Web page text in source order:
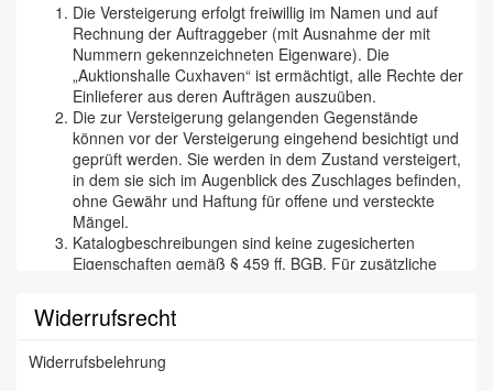
Die Versteigerung erfolgt freiwillig im Namen und auf
Rechnung der Auftraggeber (mit Ausnahme der mit
Nummern gekennzeichneten Eigenware). Die
„Auktionshalle Cuxhaven“ ist ermächtigt, alle Rechte der
Einlieferer aus deren Aufträgen auszuüben.
Die zur Versteigerung gelangenden Gegenstände
können vor der Versteigerung eingehend besichtigt und
geprüft werden. Sie werden in dem Zustand versteigert,
in dem sie sich im Augenblick des Zuschlages befinden,
ohne Gewähr und Haftung für offene und versteckte
Mängel.
Katalogbeschreibungen sind keine zugesicherten
Eigenschaften gemäß § 459 ff. BGB. Für zusätzliche
der „Cuxhavener Auktionshalle“ wird nicht gehaftet. Wir
versichern aber selbstverständlich, daß wir
Gewissen tätigen und jede begründete Reklamation
Widerrufsrecht
Widerrufsbelehrung